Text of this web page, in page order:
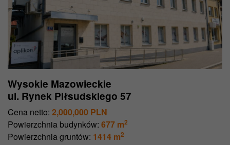
Wysokie Mazowieckie
ul. Rynek Piłsudskiego 57
Cena netto: 2,000,000 PLN
Powierzchnia budynków: 677 m2
Powierzchnia gruntów: 1414 m2